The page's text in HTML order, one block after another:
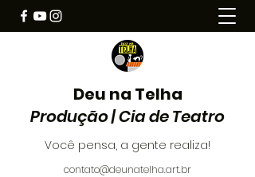
Deu na Telha
Produção | Cia de Teatro
Você pensa, a gente realiza!
contato@deunatelha.art.br